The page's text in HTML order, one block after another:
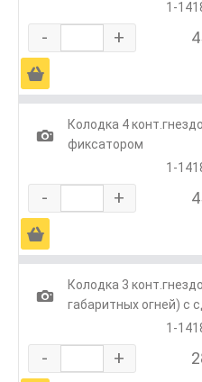
1-
- +
Ä
1
Колодка 4
фиксатором
1-
- +
Ä
1
Колодка 3
габаритных огней) с
1-
- +